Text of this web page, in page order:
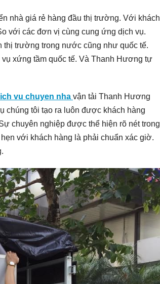
nhà giá rẻ hàng đầu thị trường. Với khách
với các đơn vị cùng cung ứng dịch vụ.
thị trường trong nước cũng như quốc tế.
xứng tầm quốc tế. Và Thanh Hương tự
vu chuyen nha vận tải Thanh Hương
chúng tôi tạo ra luôn được khách hàng
chuyên nghiệp được thể hiện rõ nét trong
với khách hàng là phải chuẩn xác giờ.